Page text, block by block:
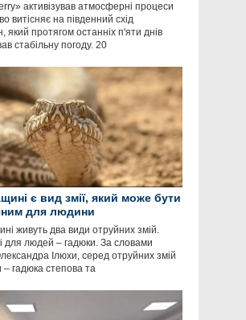
активізував атмосферні процеси
витісняє на південний схід
який протягом останніх п'яти днів
стабільну погоду. 20
є вид змії, який може бути
для людини
живуть два види отруйних змій.
для людей – гадюки. За словами
Ілюхи, серед отруйних змій
гадюка степова та